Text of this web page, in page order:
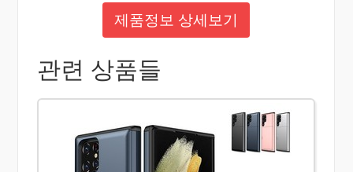
제품정보 상세보기
관련 상품들